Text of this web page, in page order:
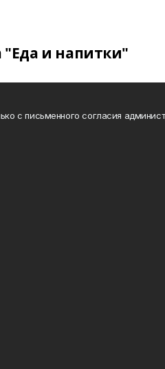
"Еда и напитки"
с письменного согласия